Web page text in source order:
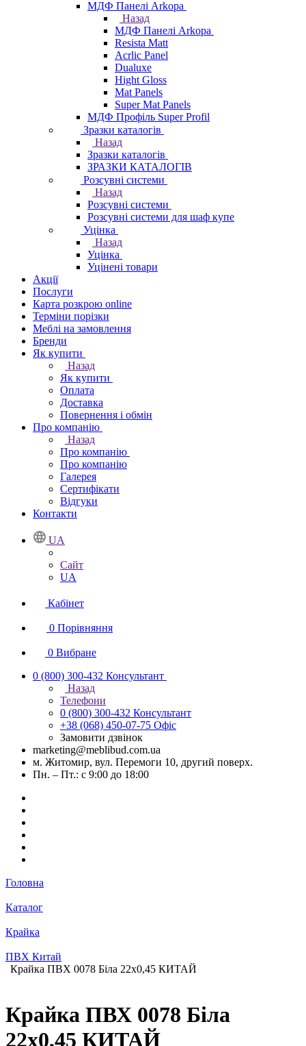
МДФ Панелі Arkopa
Назад
МДФ Панелі Arkopa
Resista Matt
Acrlic Panel
Dualuxe
Hight Gloss
Mat Panels
Super Mat Panels
МДФ Профіль Super Profil
Зразки каталогів
Назад
Зразки каталогів
ЗРАЗКИ КАТАЛОГІВ
Розсувні системи
Назад
Розсувні системи
Розсувні системи для шаф купе
Уцінка
Назад
Уцінка
Уцінені товари
Акції
Послуги
Карта розкрою online
Терміни порізки
Меблі на замовлення
Бренди
Як купити
Назад
Як купити
Оплата
Доставка
Повернення і обмін
Про компанію
Назад
Про компанію
Про компанію
Галерея
Сертифікати
Відгуки
Контакти
UA
Сайт
UA
Кабінет
0 Порівняння
0 Вибране
0 (800) 300-432 Консультант
Назад
Телефони
0 (800) 300-432 Консультант
+38 (068) 450-07-75 Офіс
Замовити дзвінок
marketing@meblibud.com.ua
м. Житомир, вул. Перемоги 10, другий поверх.
Пн. – Пт.: с 9:00 до 18:00
Головна
Каталог
Крайка
ПВХ Китай
Крайка ПВХ 0078 Біла 22х0,45 КИТАЙ
Крайка ПВХ 0078 Біла
22х0,45 КИТАЙ